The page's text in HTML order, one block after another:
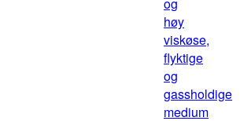
høy
viskøse,
flyktige
og
gassholdige
medium